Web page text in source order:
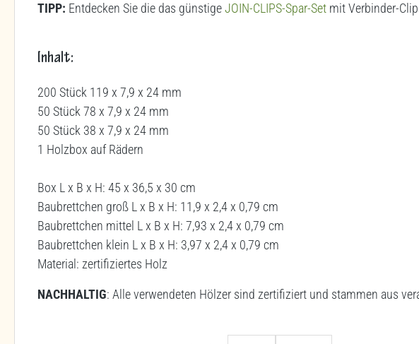
TIPP: Entdecken Sie die das günstigeJOIN-CLIPS-Spar-Set mit Verbinder-
Inhalt:
200 Stück 119 x 7,9 x 24 mm
50 Stück 78 x 7,9 x 24 mm
50 Stück 38 x 7,9 x 24 mm
1 Holzbox auf Rädern
Box L x B x H: 45 x 36,5 x 30 cm
Baubrettchen groß L x B x H: 11,9 x 2,4 x 0,79 cm
Baubrettchen mittel L x B x H: 7,93 x 2,4 x 0,79 cm
Baubrettchen klein L x B x H: 3,97 x 2,4 x 0,79 cm
Material: zertifiziertes Holz
NACHHALTIG: Alle verwendeten Hölzer sind zertifiziert und stammen aus